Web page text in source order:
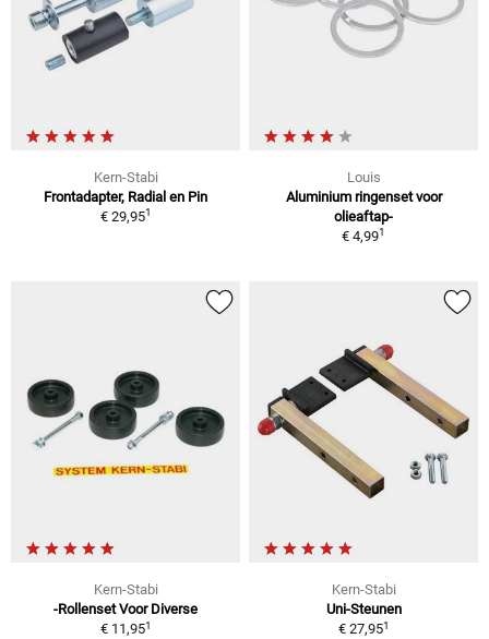
Kern-Stabi
Frontadapter, Radial en Pin
€ 29,951
Louis
Aluminium ringenset voor
olieaftap-
€ 4,991
Kern-Stabi
-Rollenset Voor Diverse
€ 11,951
Kern-Stabi
Uni-Steunen
€ 27,951